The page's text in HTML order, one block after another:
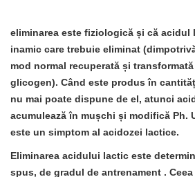
eliminarea este fiziologică și că acidul
inamic care trebuie eliminat
mod normal recuperată și
glicogen). Când este produs în
nu mai poate dispune de el, atunci
acumulează în mușchi și modifică Ph.
este un simptom al acidozei lactice.
Eliminarea acidului lactic este
spus, de gradul de antrenament .